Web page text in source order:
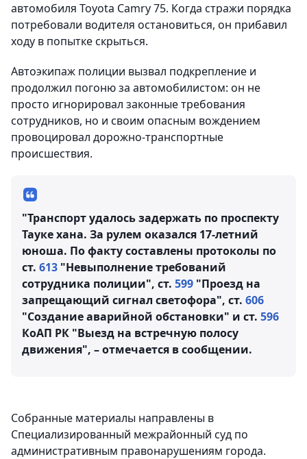
автомобиля Toyota Camry 75. Когда стражи порядка
потребовали водителя остановиться, он прибавил
ходу в попытке скрыться.
Автоэкипаж полиции вызвал подкрепление и
продолжил погоню за автомобилистом: он не
просто игнорировал законные требования
сотрудников, но и своим опасным вождением
провоцировал дорожно-транспортные
происшествия.
"Транспорт удалось задержать по проспекту
Тауке хана. За рулем оказался 17-летний
юноша. По факту составлены протоколы по
ст. 613 "Невыполнение требований
сотрудника полиции", ст. 599 "Проезд на
запрещающий сигнал светофора", ст. 606
"Создание аварийной обстановки" и ст. 596
КоАП РК "Выезд на встречную полосу
движения", – отмечается в сообщении.
Собранные материалы направлены в
Специализированный межрайонный суд по
административным правонарушениям города.